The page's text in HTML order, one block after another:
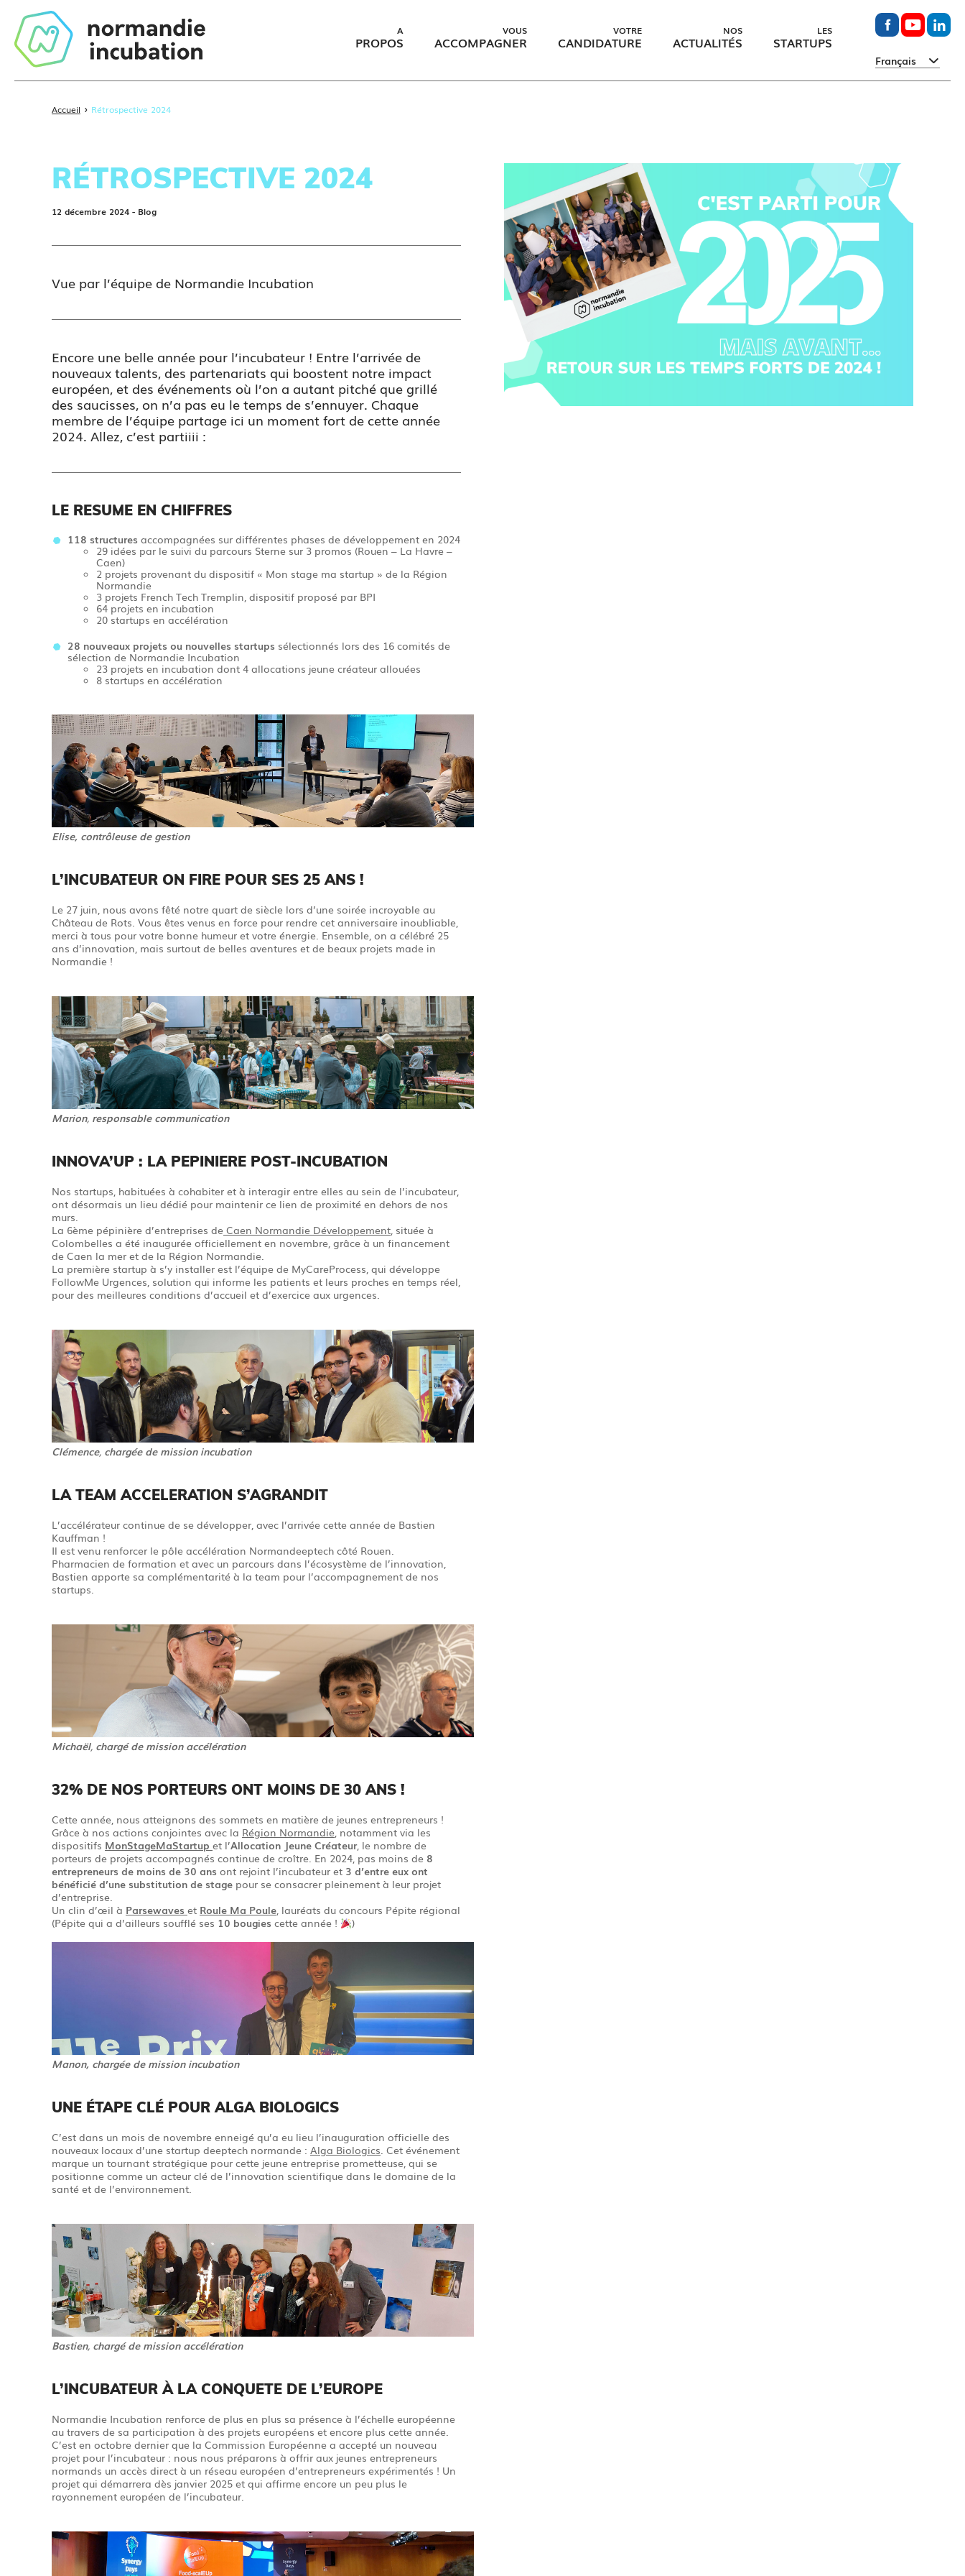
A
PROPOS
VOUS
ACCOMPAGNER
VOTRE
CANDIDATURE
NOS
ACTUALITÉS
LES
STARTUPS
Français
Accueil › Rétrospective 2024
RÉTROSPECTIVE 2024
12 décembre 2024 - Blog
Vue par l’équipe de Normandie Incubation
Encore une belle année pour l’incubateur ! Entre l’arrivée de
nouveaux talents, des partenariats qui boostent notre impact
européen, et des événements où l’on a autant pitché que grillé
des saucisses, on n’a pas eu le temps de s’ennuyer. Chaque
membre de l’équipe partage ici un moment fort de cette année
2024. Allez, c’est partiiii :
LE RESUME EN CHIFFRES
118 structures accompagnées sur différentes phases de développement en 2024
29 idées par le suivi du parcours Sterne sur 3 promos (Rouen – La Havre –
Caen)
2 projets provenant du dispositif « Mon stage ma startup » de la Région
Normandie
3 projets French Tech Tremplin, dispositif proposé par BPI
64 projets en incubation
20 startups en accélération
28 nouveaux projets ou nouvelles startups sélectionnés lors des 16 comités de
sélection de Normandie Incubation
23 projets en incubation dont 4 allocations jeune créateur allouées
8 startups en accélération
Elise, contrôleuse de gestion
L’INCUBATEUR ON FIRE POUR SES 25 ANS !
Le 27 juin, nous avons fêté notre quart de siècle lors d’une soirée incroyable au
Château de Rots. Vous êtes venus en force pour rendre cet anniversaire inoubliable,
merci à tous pour votre bonne humeur et votre énergie. Ensemble, on a célébré 25
ans d’innovation, mais surtout de belles aventures et de beaux projets made in
Normandie !
Marion, responsable communication
INNOVA’UP : LA PEPINIERE POST-INCUBATION
Nos startups, habituées à cohabiter et à interagir entre elles au sein de l’incubateur,
ont désormais un lieu dédié pour maintenir ce lien de proximité en dehors de nos
murs.
La 6ème pépinière d’entreprises de Caen Normandie Développement, située à
Colombelles a été inaugurée officiellement en novembre, grâce à un financement
de Caen la mer et de la Région Normandie.
La première startup à s’y installer est l’équipe de MyCareProcess, qui développe
FollowMe Urgences, solution qui informe les patients et leurs proches en temps réel,
pour des meilleures conditions d’accueil et d’exercice aux urgences.
Clémence, chargée de mission incubation
LA TEAM ACCELERATION S’AGRANDIT
L’accélérateur continue de se développer, avec l’arrivée cette année de Bastien
Kauffman !
Il est venu renforcer le pôle accélération Normandeeptech côté Rouen.
Pharmacien de formation et avec un parcours dans l’écosystème de l’innovation,
Bastien apporte sa complémentarité à la team pour l’accompagnement de nos
startups.
Michaël, chargé de mission accélération
32% DE NOS PORTEURS ONT MOINS DE 30 ANS !
Cette année, nous atteignons des sommets en matière de jeunes entrepreneurs !
Grâce à nos actions conjointes avec la Région Normandie, notamment via les
dispositifs MonStageMaStartup et l’Allocation Jeune Créateur, le nombre de
porteurs de projets accompagnés continue de croître. En 2024, pas moins de 8
entrepreneurs de moins de 30 ans ont rejoint l’incubateur et 3 d’entre eux ont
bénéficié d’une substitution de stage pour se consacrer pleinement à leur projet
d’entreprise.
Un clin d’œil à Parsewaves et Roule Ma Poule, lauréats du concours Pépite régional
(Pépite qui a d’ailleurs soufflé ses 10 bougies cette année ! )
Manon, chargée de mission incubation
UNE ÉTAPE CLÉ POUR ALGA BIOLOGICS
C’est dans un mois de novembre enneigé qu’a eu lieu l’inauguration officielle des
nouveaux locaux d’une startup deeptech normande : Alga Biologics. Cet événement
marque un tournant stratégique pour cette jeune entreprise prometteuse, qui se
positionne comme un acteur clé de l’innovation scientifique dans le domaine de la
santé et de l’environnement.
Bastien, chargé de mission accélération
L’INCUBATEUR À LA CONQUETE DE L’EUROPE
Normandie Incubation renforce de plus en plus sa présence à l’échelle européenne
au travers de sa participation à des projets européens et encore plus cette année.
C’est en octobre dernier que la Commission Européenne a accepté un nouveau
projet pour l’incubateur : nous nous préparons à offrir aux jeunes entrepreneurs
normands un accès direct à un réseau européen d’entrepreneurs expérimentés ! Un
projet qui démarrera dès janvier 2025 et qui affirme encore un peu plus le
rayonnement européen de l’incubateur.